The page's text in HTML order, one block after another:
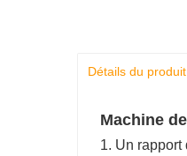
Détails du produit
Machine
1. Un rapport